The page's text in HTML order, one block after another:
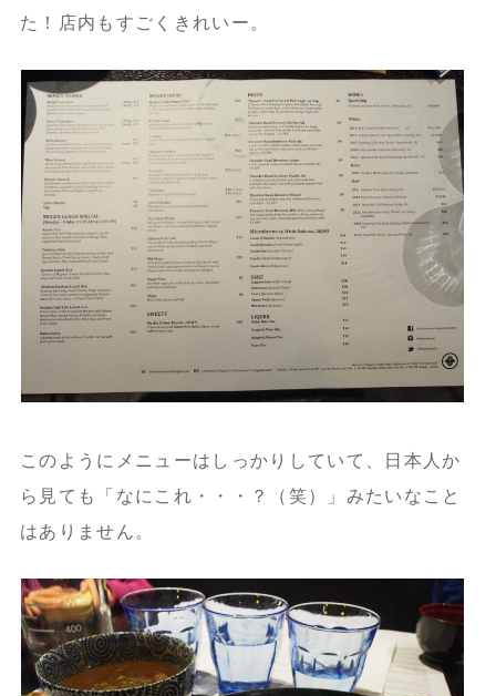
た！店内もすごくきれいー。
このようにメニューはしっかりしていて、日本人か
ら見ても「なにこれ・・・？（笑）」みたいなこと
はありません。